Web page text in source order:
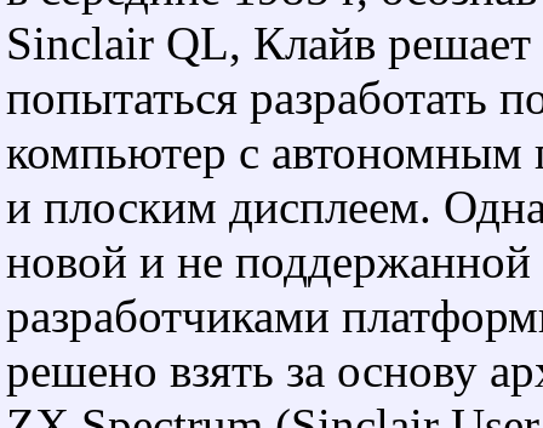
Sinclair QL, Клайв решает
попытаться разработать
компьютер с автономным
и плоским дисплеем.
новой и не поддержанной
разработчиками
решено взять за основу